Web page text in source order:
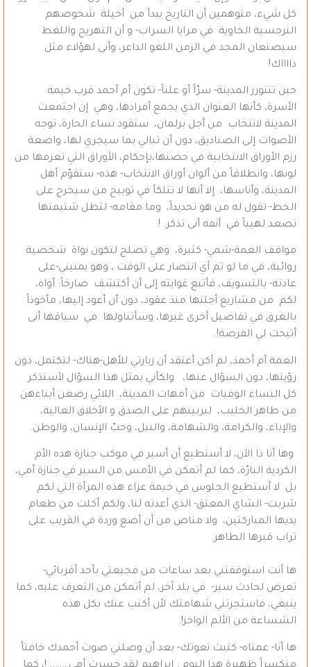
كل شيء، متوهمين أن التاريخ يبدأ من أخيلة شخوصهم
النرجسية الخاوية في مرايا السراب- و أن التهريج واللغط
سيصنعان المجد في الزمن اللغو الداعر، وأنى لهؤلاء مثل
ذااااك!.
حين تتنورز المدينة- سرّاً أو علناً- تكون أم أحمد قرب خيمة
الأسرة، كأنها العنوان الذي يجمع أفرادها، وهي إن اجتمعت
المدينة لانتخاب من أجل برلمان، ستقود نساء الحارة، توجه
الأصوات إلى الصناديق، دون أن تبالي بما سيجري لها، واضعة
رزم الأوراق الانتخابية في حضنها،بإحكام، الأوراق التي تعرفها من
لونها، وانطلاقاً من ألوان أوراق الانتخاب- هذه- ستقوّم أهل
المدينة، وأناسها، إلا أنها لا تتلكأ في توبيخ من سيخرج على
الخط- تقول له من هو تحديداً، وما مقامه- لتظل شتيمتها
تصعد لهيباً في أنفه أنى تذكر. !.
مواقف العمة-شمي- كثيرة، وهي تصلح لتكون نواة شخصية
روائية، في ما لو تم أي انتصار على الوقت ، وهو يمنيني-على
عادته- بالتسويف، فأتبع غوايته إلى أن أكتشف صارخاً: أواه،
لكم من مشاريع أجلتها منذ عقود، دون أن أعود إليها، مأخوذاً
بالغرق في تفاصيل أخرى غيرها، وسأتناولها في سياقها أنى
أتيحت لي الفرصة!.
العمة أم أحمد، لم أكن أعتقد أن زيارتي للأهل-هناك- لتكتمل، دون
رؤيتها، دون السؤال عنها، ولكأني بمثل هذا السؤال لأستذكر
كل النساء الوفيات من أمهات المدينة، اللائي رضعن أبناءهن
من طاهر الحليب، ليربينهم على الصدق و الأخلاق العالية،
والإباء، والكرامة، والشهامة، والنبل، وحبّ الإنسان، والوطن.
وها أنا ذا الآن، لا أستطيع أن أسير في موكب جنازة هذه الأم
الكردية البارّة، كما لم أتمكن في الأمس من السير في جنازة أمي،
بل لا أستطيع الجلوس في خيمة عزاء هذه المرأة التي لكم
شربت- الشاي المعتق- الذي أعدته لنا، ولكم أكلت من طعام
يديها المباركتين، ولا مناص من أن أضع وردة في القريب على
تراب قبرها الطاهر.
ها أنت استوقفتني بعد ساعات من فجيعتي بأحد أقربائي-
تعرض لحادث سير- في بلد آخر، لم أتمكن من التعرف عليه، كما
ينبغي، فاستجرتني شهامتك لأن أكتب عنك بكل هذه
الشساعة من الألم الواخز!.
ها أنا- عمتاه- كتبت نعوتك- بعد أن وصلني صوت أحمدك خافتاً